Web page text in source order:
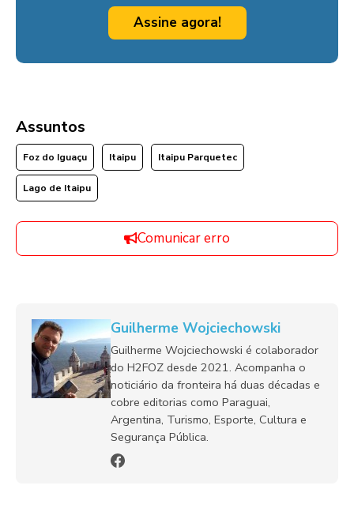
Assine agora!
Assuntos
Foz do Iguaçu Itaipu Itaipu Parquetec
Lago de Itaipu
Comunicar erro
Guilherme Wojciechowski
Guilherme Wojciechowski é colaborador
do H2FOZ desde 2021. Acompanha o
noticiário da fronteira há duas décadas e
cobre editorias como Paraguai,
Argentina, Turismo, Esporte, Cultura e
Segurança Pública.